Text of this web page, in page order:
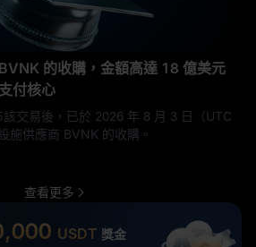
的收購，金額高達 18 億美元
付核心
交易後，已於 2026 年 8 月 3 日（UTC
施供應商 BVNK 的收購。
查看更多
USDT 獎金